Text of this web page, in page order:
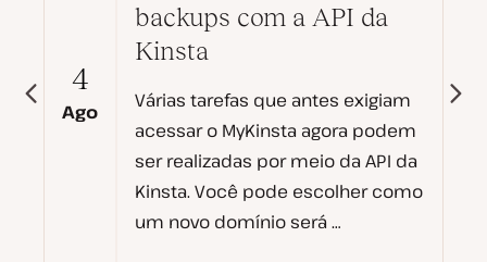
4
Ago
backups com a API da
Kinsta
Várias tarefas que antes exigiam
acessar o MyKinsta agora podem
ser realizadas por meio da API da
Kinsta. Você pode escolher como
um novo domínio será …